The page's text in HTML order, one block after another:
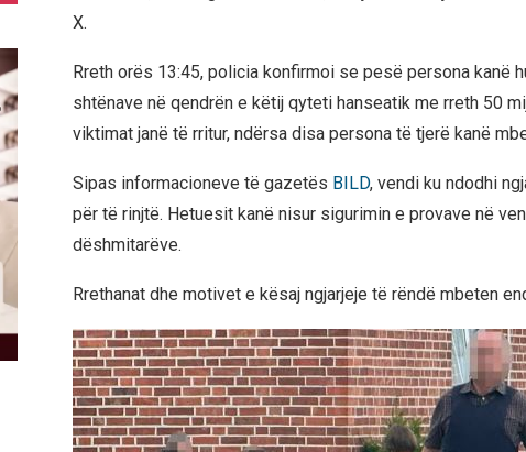
X.
Rreth orës 13:45, policia konfirmoi se pesë persona kanë
shtënave në qendrën e këtij qyteti hanseatik me rreth 50
viktimat janë të rritur, ndërsa disa persona të tjerë kanë
Sipas informacioneve të gazetës BILD, vendi ku ndodhi
për të rinjtë. Hetuesit kanë nisur sigurimin e provave në
dëshmitarëve.
Rrethanat dhe motivet e kësaj ngjarjeje të rëndë mbeten